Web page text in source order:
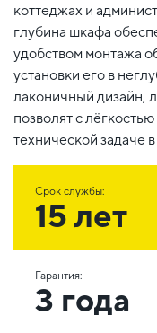
коттеджах и
глубина шкафа
удобством монтажа
установки его в
лаконичный дизайн,
позволят с
технической задаче
Срок службы:
15 лет
Гарантия:
3 года